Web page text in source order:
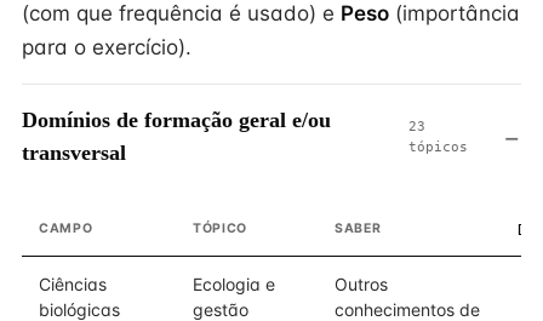
(com que frequência é usado) e Peso (importância
para o exercício).
Domínios de formação geral e/ou
transversal
23
tópicos
CAMPO TÓPICO SABER
Ciências
biológicas
Ecologia e
gestão
Outros
conhecimentos de